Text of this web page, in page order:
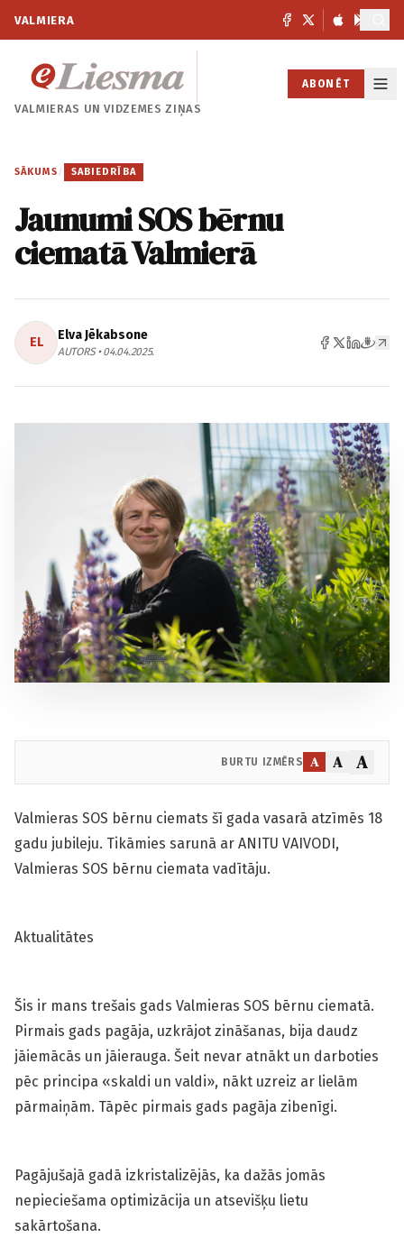
VALMIERA
VALMIERAS UNVIDZEMES ZIŅAS
ABONĒT
SĀKUMS / SABIEDRĪBA
Jaunumi SOS bērnu
ciematā Valmierā
EL Elva Jēkabsone
AUTORS • 04.04.2025.
BURTU IZMĒRS A A A
Valmieras SOS bērnu ciemats šī gada vasarā atzīmēs 18
gadu jubileju. Tikāmies sarunā ar ANITU VAIVODI,
Valmieras SOS bērnu ciemata vadītāju.
Aktualitātes
Šis ir mans trešais gads Valmieras SOS bērnu ciematā.
Pirmais gads pagāja, uzkrājot zināšanas, bija daudz
jāiemācās un jāierauga. Šeit nevar atnākt un darboties
pēc principa «skaldi un valdi», nākt uzreiz ar lielām
pārmaiņām. Tāpēc pirmais gads pagāja zibenīgi.
Pagājušajā gadā izkristalizējās, ka dažās jomās
nepieciešama optimizācija un atsevišķu lietu
sakārtošana.